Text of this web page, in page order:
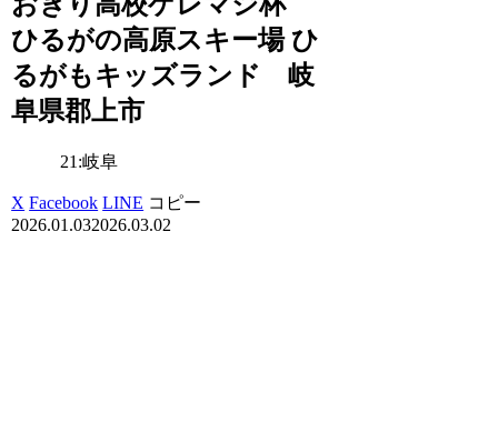
ひるがの高原スキー場 ひ
るがもキッズランド 岐
阜県郡上市
21:岐阜
X Facebook LINE コピー
2026.01.032026.03.02